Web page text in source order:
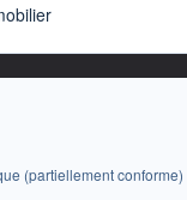
(partiellement conforme)